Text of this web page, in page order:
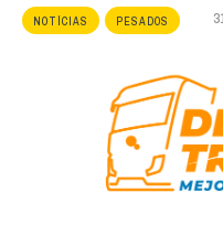
NOTÍCIAS PESADOS